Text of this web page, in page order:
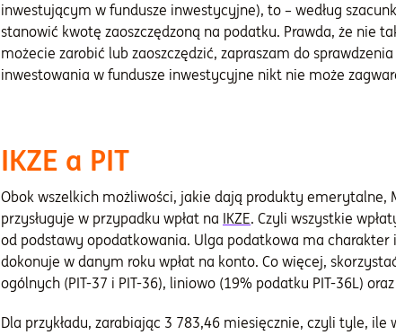
inwestującym w fundusze inwestycyjne), to – według
stanowić kwotę zaoszczędzoną na podatku. Prawda, że nie
możecie zarobić lub zaoszczędzić, zapraszam do sprawdzenia
inwestowania w fundusze inwestycyjne nikt nie może
IKZE a PIT
Obok wszelkich możliwości, jakie dają produkty emerytalne,
przysługuje w przypadku wpłat na IKZE. Czyli wszystkie
od podstawy opodatkowania. Ulga podatkowa ma
dokonuje w danym roku wpłat na konto. Co więcej,
ogólnych (PIT-37 i PIT-36), liniowo (19% podatku PIT-36L)
Dla przykładu, zarabiając 3 783,46 miesięcznie, czyli tyle,